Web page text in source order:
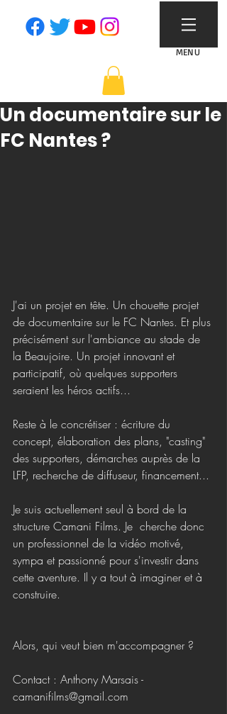
MENU
Un documentaire sur le
FC Nantes ?
J'ai un projet en tête. Un chouette projet
de documentaire sur le FC Nantes. Et plus
précisément sur l'ambiance au stade de
la Beaujoire. Un projet innovant et
participatif, où quelques supporters
seraient les héros actifs...
Reste à le concrétiser : écriture du
concept, élaboration des plans, "casting"
des supporters, démarches auprès de la
LFP, recherche de diffuseur, financement...
Je suis actuellement seul à bord de la
structure Camani Films. Je  cherche donc
un professionnel de la vidéo motivé,
sympa et passionné pour s'investir dans
cette aventure. Il y a tout à imaginer et à
construire.
Alors, qui veut bien m'accompagner ?
Contact : Anthony Marsais -
camanifilms@gmail.com